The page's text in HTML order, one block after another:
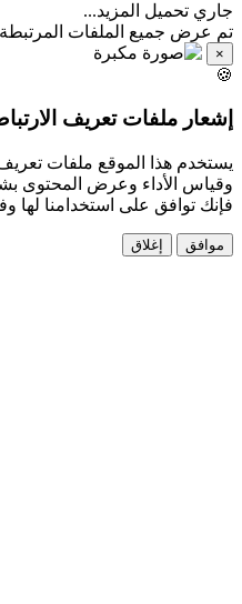
المزيد...
الملفات المرتبطة الحالية.
تعريف الارتباط
هذا الموقع ملفات تعريف
وعرض المحتوى بشكل
على استخدامنا لها وفق
إغلاق